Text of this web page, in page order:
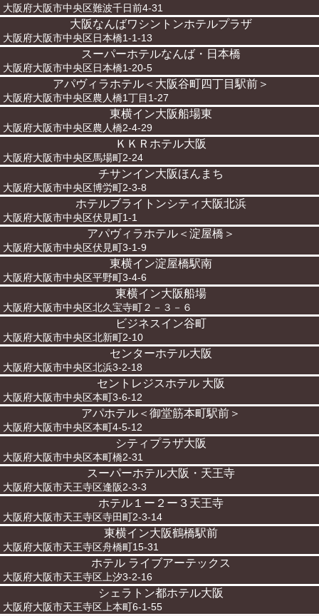
大阪府大阪市中央区難波千日前4-31
大阪なんばワシントンホテルプラザ
大阪府大阪市中央区日本橋1-1-13
スーパーホテルなんば・日本橋
大阪府大阪市中央区日本橋1-20-5
アパヴィラホテル＜大阪谷町四丁目駅前＞
大阪府大阪市中央区農人橋1丁目1-27
東横イン大阪船場東
大阪府大阪市中央区農人橋2-4-29
ＫＫＲホテル大阪
大阪府大阪市中央区馬場町2-24
チサンイン大阪ほんまち
大阪府大阪市中央区博労町2-3-8
ホテルブライトンシティ大阪北浜
大阪府大阪市中央区伏見町1-1
アパヴィラホテル＜淀屋橋＞
大阪府大阪市中央区伏見町3-1-9
東横イン淀屋橋駅南
大阪府大阪市中央区平野町3-4-6
東横イン大阪船場
大阪府大阪市中央区北久宝寺町２－３－６
ビジネスイン谷町
大阪府大阪市中央区北新町2-10
センターホテル大阪
大阪府大阪市中央区北浜3-2-18
セントレジスホテル 大阪
大阪府大阪市中央区本町3-6-12
アパホテル＜御堂筋本町駅前＞
大阪府大阪市中央区本町4-5-12
シティプラザ大阪
大阪府大阪市中央区本町橋2-31
スーパーホテル大阪・天王寺
大阪府大阪市天王寺区逢阪2-3-3
ホテル１ー２ー３天王寺
大阪府大阪市天王寺区寺田町2-3-14
東横イン大阪鶴橋駅前
大阪府大阪市天王寺区舟橋町15-31
ホテル ライブアーテックス
大阪府大阪市天王寺区上汐3-2-16
シェラトン都ホテル大阪
大阪府大阪市天王寺区上本町6-1-55